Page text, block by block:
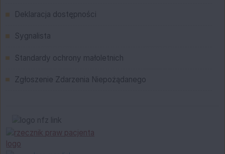
Deklaracja dostępności
Sygnalista
Standardy ochrony małoletnich
Zgłoszenie Zdarzenia Niepożądanego